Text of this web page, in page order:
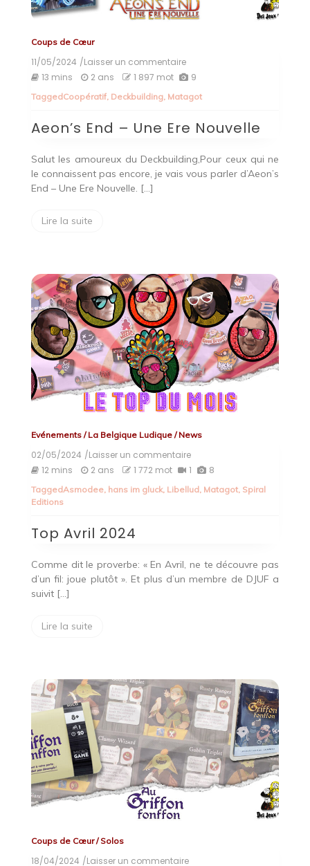
Coups de Cœur
11/05/2024 /Laisser un commentaireon
Aeon’s
–
Ere
Nouvelle
13 mins 2 ans 1 897 mot 9
TaggedCoopératif, Deckbuilding, Matagot
Aeon’s End – Une Ere Nouvelle
Salut les amoureux du Deckbuilding,Pour ceux qui ne
le connaissent pas encore, je vais vous parler d’Aeon’s
End – Une Ere Nouvelle. […]
Lire la suite
Evénements/La Belgique Ludique/News
02/05/2024 /Laisser un commentaireon
Top
2024
12 mins 2 ans 1 772 mot 1 8
TaggedAsmodee, hans im gluck, Libellud, Matagot, Spiral
Editions
Top Avril 2024
Comme dit le proverbe: « En Avril, ne te découvre pas
d’un fil: joue plutôt ». Et plus d’un membre de DJUF a
suivit […]
Lire la suite
Coups de Cœur/Solos
18/04/2024 /Laisser un commentaireon